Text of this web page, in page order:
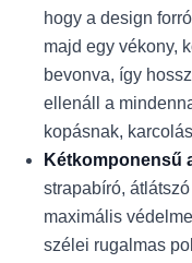
hogy a design
majd egy vékony,
bevonva, így
ellenáll a
kopásnak,
Kétkomponensű
strapabíró,
maximális
szélei rugalmas